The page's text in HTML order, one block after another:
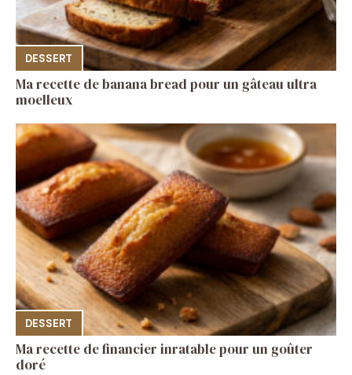
DESSERT
Ma recette de banana bread pour un gâteau ultra
moelleux
DESSERT
Ma recette de financier inratable pour un goûter
doré